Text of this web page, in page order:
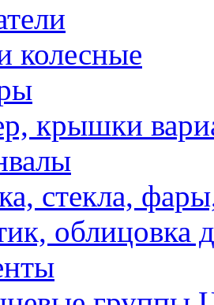
колесные
крышки
стекла,
облицовка